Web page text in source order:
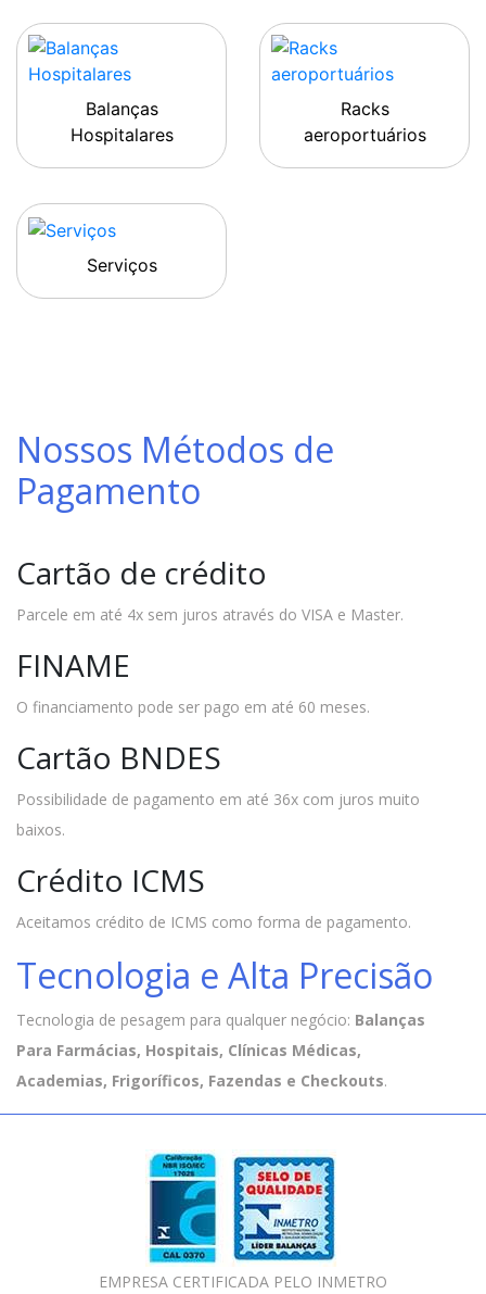
Balanças
Hospitalares
Racks
aeroportuários
Serviços
Nossos Métodos de
Pagamento
Cartão de crédito
Parcele em até 4x sem juros através do VISA e Master.
FINAME
O financiamento pode ser pago em até 60 meses.
Cartão BNDES
Possibilidade de pagamento em até 36x com juros muito
baixos.
Crédito ICMS
Aceitamos crédito de ICMS como forma de pagamento.
Tecnologia e Alta Precisão
Tecnologia de pesagem para qualquer negócio: Balanças
Para Farmácias, Hospitais, Clínicas Médicas,
Academias, Frigoríficos, Fazendas e Checkouts.
EMPRESA CERTIFICADA PELO INMETRO